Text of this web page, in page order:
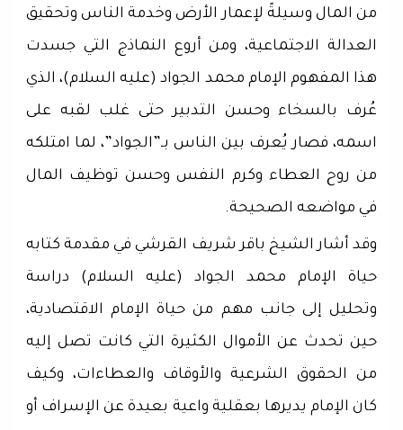
من المال وسيلةً لإعمار الأرض وخدمة الناس وتحقيق
العدالة الاجتماعية، ومن أروع النماذج التي جسدت
هذا المفهوم الإمام محمد الجواد (عليه السلام)، الذي
عُرف بالسخاء وحسن التدبير حتى غلب لقبه على
اسمه، فصار يُعرف بين الناس بـ”الجواد”، لما امتلكه
من روح العطاء وكرم النفس وحسن توظيف المال
في مواضعه الصحيحة.
وقد أشار الشيخ باقر شريف القرشي في مقدمة كتابه
حياة الإمام محمد الجواد (عليه السلام) دراسة
وتحليل إلى جانب مهم من حياة الإمام الاقتصادية،
حين تحدث عن الأموال الكثيرة التي كانت تصل إليه
من الحقوق الشرعية والأوقاف والعطاءات، وكيف
كان الإمام يديرها بعقلية واعية بعيدة عن الإسراف أو